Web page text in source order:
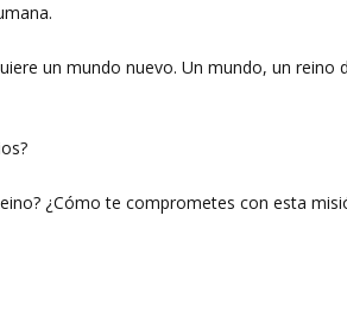
un mundo nuevo. Un mundo, un reino
¿Cómo te comprometes con esta